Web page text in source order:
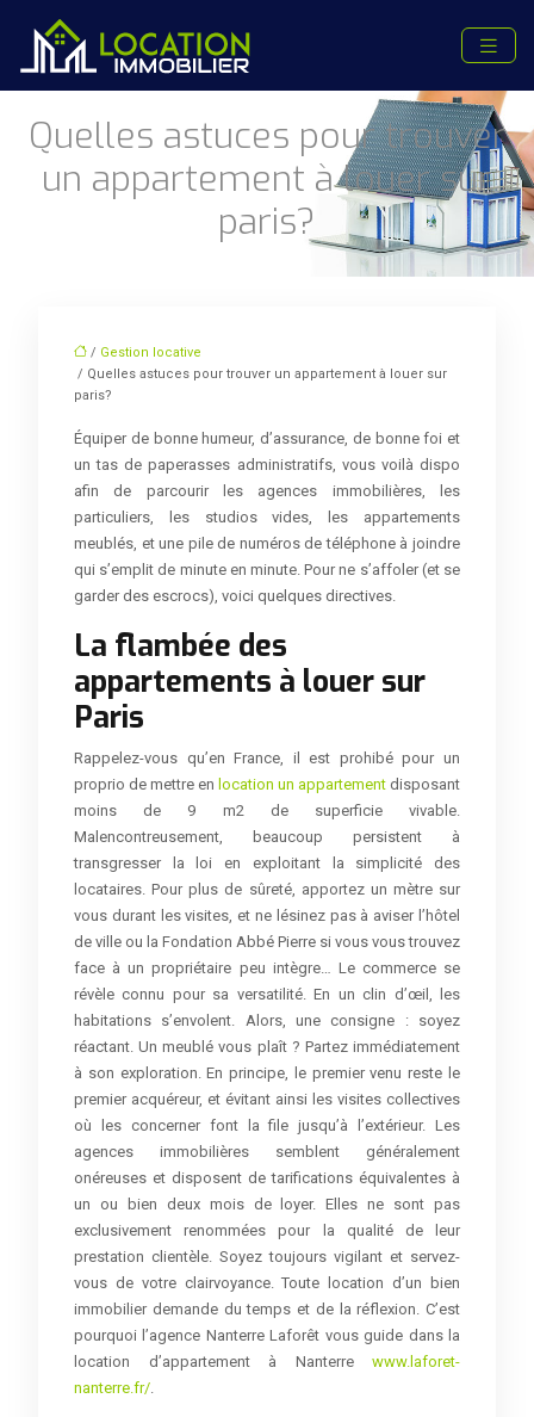
Quelles astuces pour trouver
un appartement à louer sur
paris?
/ Gestion locative
/ Quelles astuces pour trouver un appartement à louer sur
paris?
Équiper de bonne humeur, d’assurance, de bonne foi et
un tas de paperasses administratifs, vous voilà dispo
afin de parcourir les agences immobilières, les
particuliers, les studios vides, les appartements
meublés, et une pile de numéros de téléphone à joindre
qui s’emplit de minute en minute. Pour ne s’affoler (et se
garder des escrocs), voici quelques directives.
La flambée des
appartements à louer sur
Paris
Rappelez-vous qu’en France, il est prohibé pour un
proprio de mettre en location un appartement disposant
moins de 9 m2 de superficie vivable.
Malencontreusement, beaucoup persistent à
transgresser la loi en exploitant la simplicité des
locataires. Pour plus de sûreté, apportez un mètre sur
vous durant les visites, et ne lésinez pas à aviser l’hôtel
de ville ou la Fondation Abbé Pierre si vous vous trouvez
face à un propriétaire peu intègre… Le commerce se
révèle connu pour sa versatilité. En un clin d’œil, les
habitations s’envolent. Alors, une consigne : soyez
réactant. Un meublé vous plaît ? Partez immédiatement
à son exploration. En principe, le premier venu reste le
premier acquéreur, et évitant ainsi les visites collectives
où les concerner font la file jusqu’à l’extérieur. Les
agences immobilières semblent généralement
onéreuses et disposent de tarifications équivalentes à
un ou bien deux mois de loyer. Elles ne sont pas
exclusivement renommées pour la qualité de leur
prestation clientèle. Soyez toujours vigilant et servez-
vous de votre clairvoyance. Toute location d’un bien
immobilier demande du temps et de la réflexion. C’est
pourquoi l’agence Nanterre Laforêt vous guide dans la
location d’appartement à Nanterre www.laforet-
nanterre.fr/.